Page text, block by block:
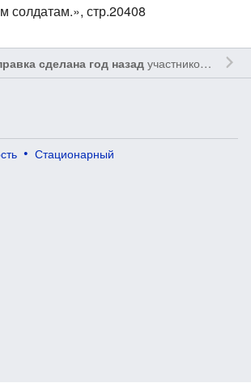
солдатам.», стр.20408
сделана год назадучастником
Стационарный